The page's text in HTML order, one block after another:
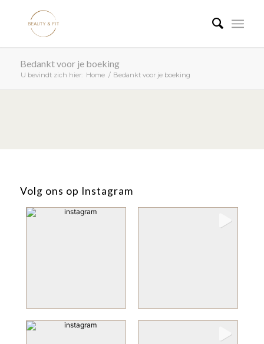
Bedankt voor je boeking
U bevindt zich hier: Home / Bedankt voor je boeking
Volg ons op Instagram